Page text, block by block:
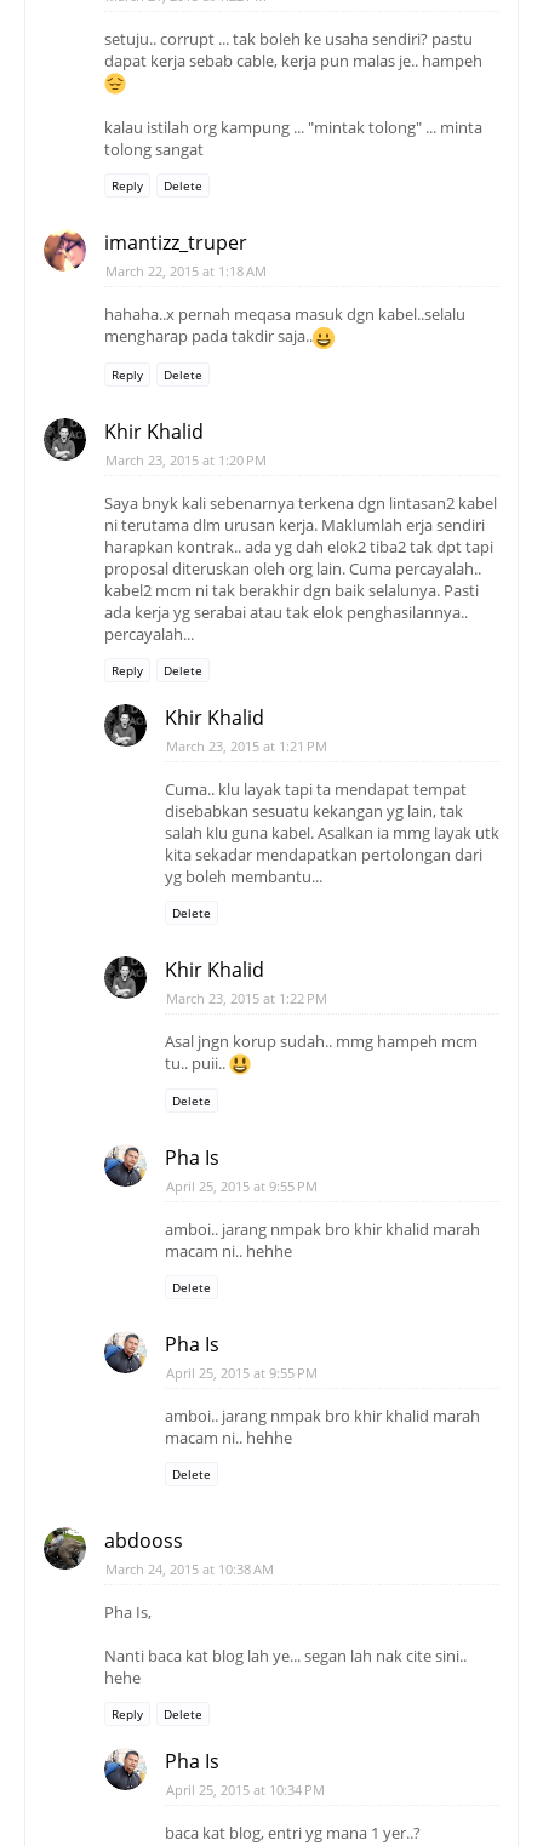
setuju.. corrupt ... tak boleh ke usaha sendiri? pastu
dapat kerja sebab cable, kerja pun malas je.. hampeh
kalau istilah org kampung ... "mintak tolong" ... minta
tolong sangat
Reply Delete
imantizz_truper
March 22, 2015 at 1:18 AM
hahaha..x pernah meqasa masuk dgn kabel..selalu
mengharap pada takdir saja..
Reply Delete
Khir Khalid
March 23, 2015 at 1:20 PM
Saya bnyk kali sebenarnya terkena dgn lintasan2 kabel
ni terutama dlm urusan kerja. Maklumlah erja sendiri
harapkan kontrak.. ada yg dah elok2 tiba2 tak dpt tapi
proposal diteruskan oleh org lain. Cuma percayalah..
kabel2 mcm ni tak berakhir dgn baik selalunya. Pasti
ada kerja yg serabai atau tak elok penghasilannya..
percayalah...
Reply Delete
Khir Khalid
March 23, 2015 at 1:21 PM
Cuma.. klu layak tapi ta mendapat tempat
disebabkan sesuatu kekangan yg lain, tak
salah klu guna kabel. Asalkan ia mmg layak utk
kita sekadar mendapatkan pertolongan dari
yg boleh membantu...
Delete
Khir Khalid
March 23, 2015 at 1:22 PM
Asal jngn korup sudah.. mmg hampeh mcm
tu.. puii..
Delete
Pha Is
April 25, 2015 at 9:55 PM
amboi.. jarang nmpak bro khir khalid marah
macam ni.. hehhe
Delete
Pha Is
April 25, 2015 at 9:55 PM
amboi.. jarang nmpak bro khir khalid marah
macam ni.. hehhe
Delete
abdooss
March 24, 2015 at 10:38 AM
Pha Is,
Nanti baca kat blog lah ye... segan lah nak cite sini..
hehe
Reply Delete
Pha Is
April 25, 2015 at 10:34 PM
baca kat blog, entri yg mana 1 yer..?